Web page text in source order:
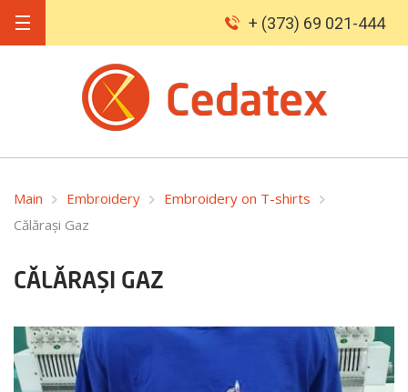
+ (373) 69 021-444
Main Embroidery
Embroidery on T-shirts
Călărași Gaz
CĂLĂRAȘI GAZ